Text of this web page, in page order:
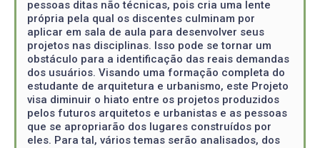
pessoas ditas não técnicas, pois cria uma lente
própria pela qual os discentes culminam por
aplicar em sala de aula para desenvolver seus
projetos nas disciplinas. Isso pode se tornar um
obstáculo para a identificação das reais demandas
dos usuários. Visando uma formação completa do
estudante de arquitetura e urbanismo, este Projeto
visa diminuir o hiato entre os projetos produzidos
pelos futuros arquitetos e urbanistas e as pessoas
que se apropriarão dos lugares construídos por
eles. Para tal, vários temas serão analisados, dos